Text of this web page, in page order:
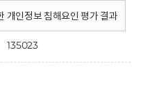
개인정보 침해요인 평가 결과
135023